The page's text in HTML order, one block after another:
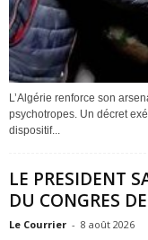
L’Algérie renforce son
psychotropes. Un décret
dispositif...
LE PRESIDENT
DU CONGRES
Le Courrier - 8 août 2026